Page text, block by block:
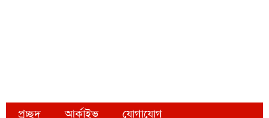
প্রচ্ছদ আর্কাইভ যোগাযোগ